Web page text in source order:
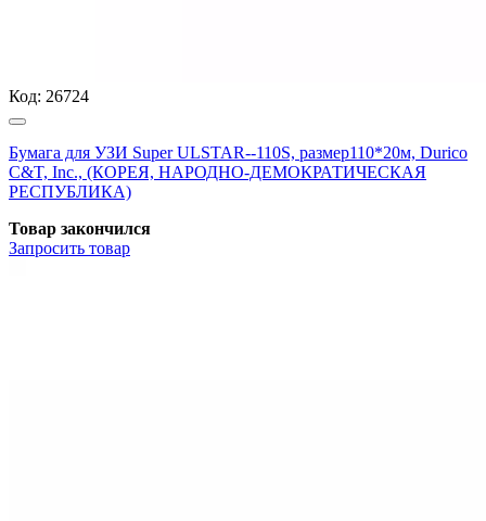
Код: 26724
Бумага для УЗИ Super ULSTAR--110S, размер110*20м, Durico
C&T, Inc., (КОРЕЯ, НАРОДНО-ДЕМОКРАТИЧЕСКАЯ
РЕСПУБЛИКА)
Товар закончился
Запросить товар